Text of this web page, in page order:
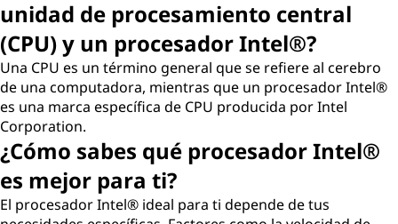
unidad de procesamiento central
(CPU) y un procesador Intel®?
Una CPU es un término general que se refiere al cerebro
de una computadora, mientras que un procesador Intel®
es una marca específica de CPU producida por Intel
Corporation.
¿Cómo sabes qué procesador Intel®
es mejor para ti?
El procesador Intel® ideal para ti depende de tus